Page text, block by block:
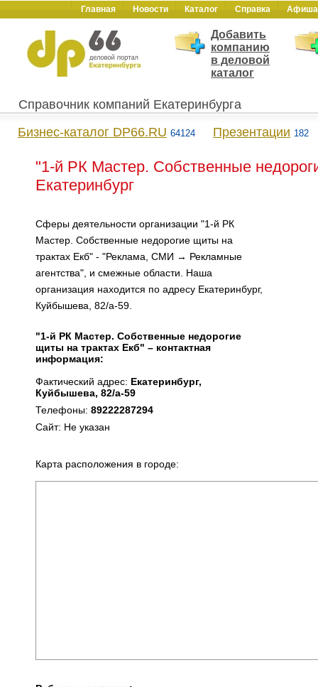
Главная Новости Каталог Справка Афиша
Добавить
компанию
в деловой
каталог
Справочник компаний Екатеринбурга
Бизнес-каталог DP66.RU 64124 Презентации 182
"1-й РК Мастер. Собственные
Екатеринбург
Сферы деятельности организации "1-й РК
Мастер. Собственные недорогие щиты на
трактах Екб" - "Реклама, СМИ → Рекламные
агентства", и смежные области. Наша
организация находится по адресу Екатеринбург,
Куйбышева, 82/а-59.
"1-й РК Мастер. Собственные недорогие
щиты на трактах Екб" – контактная
информация:
Фактический адрес: Екатеринбург,
Куйбышева, 82/а-59
Телефоны: 89222287294
Сайт: Не указан
Карта расположения в городе: